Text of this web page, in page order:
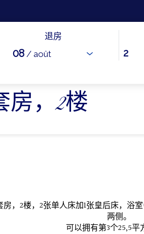
退房
08 / août
房，2楼
房，2楼，2张单人床加1张皇后床，浴
两侧。
可以拥有第3个25,5平